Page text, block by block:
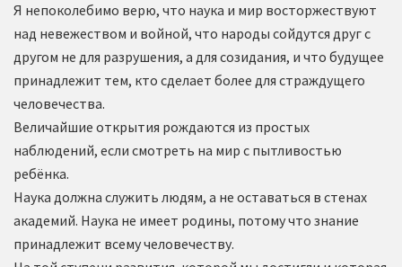
Я непоколебимо верю, что наука и мир восторжествуют
над невежеством и войной, что народы сойдутся друг с
другом не для разрушения, а для созидания, и что будущее
принадлежит тем, кто сделает более для страждущего
человечества.
Величайшие открытия рождаются из простых
наблюдений, если смотреть на мир с пытливостью
ребёнка.
Наука должна служить людям, а не оставаться в стенах
академий. Наука не имеет родины, потому что знание
принадлежит всему человечеству.